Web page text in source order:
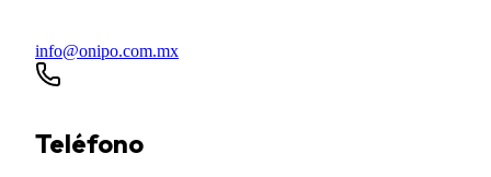
info@onipo.com.mx
Teléfono